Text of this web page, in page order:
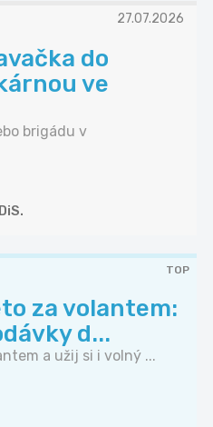
27.07.2026
do
ve
brigádu v
TOP
za volantem:
d...
a užij si i volný ...